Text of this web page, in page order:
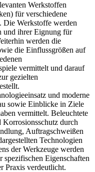
Werkstoffen
für verschiedene
Die Werkstoffe werden
und ihrer Eignung für
werden die
die Einflussgrößen auf
vermittelt und darauf
gezielten
und moderne
sowie Einblicke in Ziele
vermittelt. Beleuchtete
Korrosionsschutz durch
Auftragschweißen
Technologien
der Werkzeuge werden
Eigenschaften
Praxis verdeutlicht.